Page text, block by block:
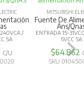
protección
/
5A
C/U
MITSUBISHI
Fuente De
Ans/
ENTRADA 15-
5VCC 5A
$64.862
SKU